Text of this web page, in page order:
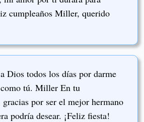
cumpleaños Miller, querido
Dios todos los días por darme
tú. Miller En tu
gracias por ser el mejor hermano
podría desear. ¡Feliz fiesta!